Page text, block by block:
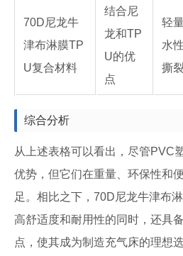
70D尼龙牛
津布淋膜TP
U复合材料
结合尼
龙和TP
U的优
点
轻
水
撕
综合分析
从上述表格可以看出，尽管PVC
优势，但它们在重量、环保性和
足。相比之下，70D尼龙牛津布
高舒适度和耐用性的同时，还具
点，使其成为制造充气床的理想选